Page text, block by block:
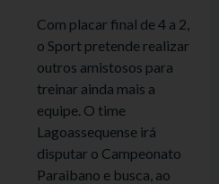
Com placar final de 4 a 2,
o Sport pretende realizar
outros amistosos para
treinar ainda mais a
equipe. O time
Lagoassequense irá
disputar o Campeonato
Paraibano e busca, ao